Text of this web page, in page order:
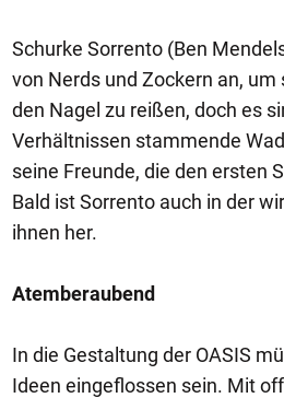
Schurke Sorrento (Ben
von Nerds und Zockern an, um
den Nagel zu reißen, doch es
Verhältnissen stammende
seine Freunde, die den ersten
Bald ist Sorrento auch in der
ihnen her.
Atemberaubend
In die Gestaltung der OASIS
Ideen eingeflossen sein. Mit